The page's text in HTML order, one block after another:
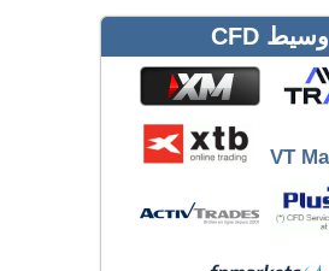
وسيط CFD